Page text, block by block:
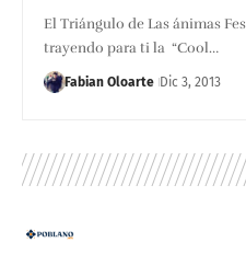
El Triángulo de Las ánimas
trayendo para ti la “Cool…
Fabian Oloarte Dic 3, 2013